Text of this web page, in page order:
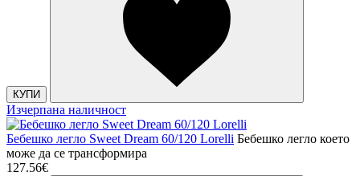
КУПИ
Изчерпана наличност
Бебешко легло Sweet Dream 60/120 Lorelli Бебешко легло което
може да се трансформира
127.56€